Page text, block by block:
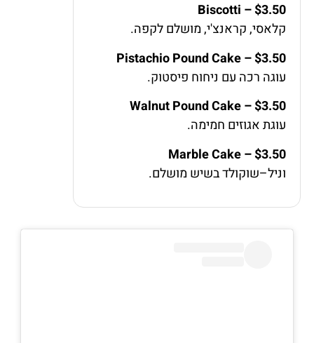
Biscotti – $3.50
קלאסי, קראנצ'י, מושלם לקפה.
Pistachio Pound Cake – $3.50
עוגה רכה עם ניחוח פיסטוק.
Walnut Pound Cake – $3.50
עוגת אגוזים חמימה.
Marble Cake – $3.50
וניל–שוקולד בשיש מושלם.